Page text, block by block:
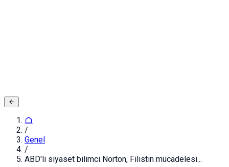
/
Genel
/
ABD'li siyaset bilimci Norton, Filistin mücadelesi...